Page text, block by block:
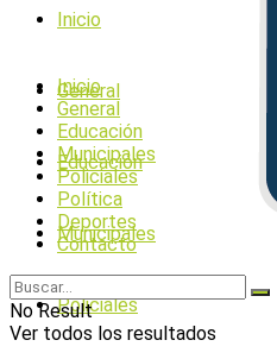
Inicio
General
Educación
Municipales
Policiales
Inicio
General
Educación
Municipales
Policiales
Política
Deportes
Contacto
No Result
Ver todos los resultados